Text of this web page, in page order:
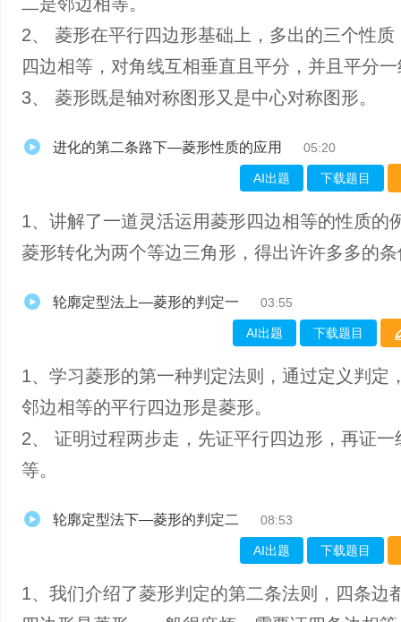
2、 菱形在平行四边形基础上，多出的三个性质
四边相等，对角线互相垂直且平分，并且平分
3、 菱形既是轴对称图形又是中心对称图形。
进化的第二条路下—菱形性质的应用 05:20
AI出题 下载题目
1、讲解了一道灵活运用菱形四边相等的性质的
菱形转化为两个等边三角形，得出许许多多的
轮廓定型法上—菱形的判定一 03:55
AI出题 下载题目
1、学习菱形的第一种判定法则，通过定义判定
邻边相等的平行四边形是菱形。
2、 证明过程两步走，先证平行四边形，再证一
等。
轮廓定型法下—菱形的判定二 08:53
AI出题 下载题目
1、我们介绍了菱形判定的第二条法则，四条边